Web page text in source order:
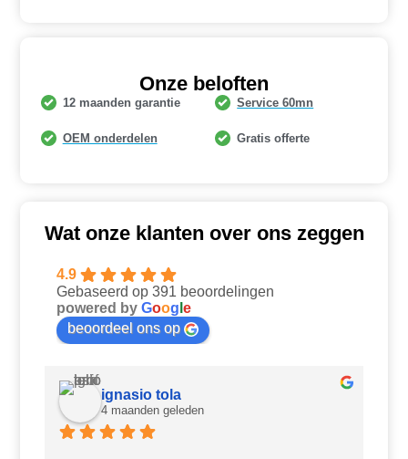
Onze beloften
12 maanden garantie Service 60mn
OEM onderdelen Gratis offerte
Wat onze klanten over ons zeggen
4.9
Gebaseerd op 391 beoordelingen
powered byGoog le
beoordeel ons op
ignasio tola
4 maanden geleden